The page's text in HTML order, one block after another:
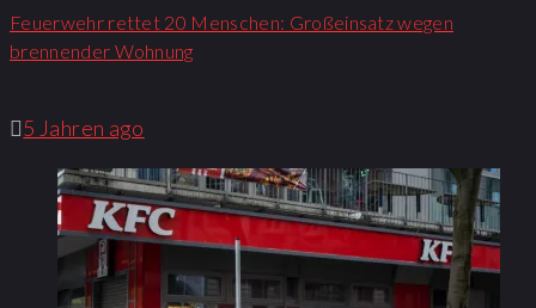
Feuerwehr rettet 20 Menschen: Großeinsatz wegen
brennender Wohnung​
5 Jahren ago